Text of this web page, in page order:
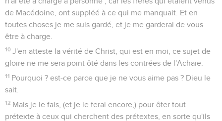
de Macédoine, ont suppléé à ce qui me manquait. Et en
toutes choses je me suis gardé, et je me garderai de vous
être à charge.
10 J'en atteste la vérité de Christ, qui est en moi, ce sujet de
gloire ne me sera point ôté dans les contrées de l'Achaïe.
11 Pourquoi ? est-ce parce que je ne vous aime pas ? Dieu le
sait.
12 Mais je le fais, (et je le ferai encore,) pour ôter tout
prétexte à ceux qui cherchent des prétextes, en sorte qu'ils